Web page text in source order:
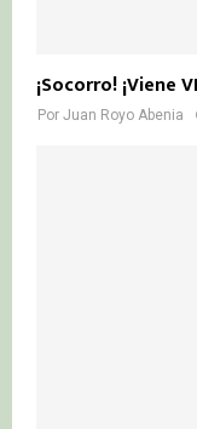
¡Socorro! ¡Viene
Por Juan Royo Abenia